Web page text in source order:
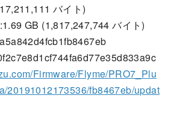
バイト)
:1.69 GB (1,817,247,744 バイト)
Firmware/Flyme/PRO7_Plu
20191012173536/fb8467eb/updat